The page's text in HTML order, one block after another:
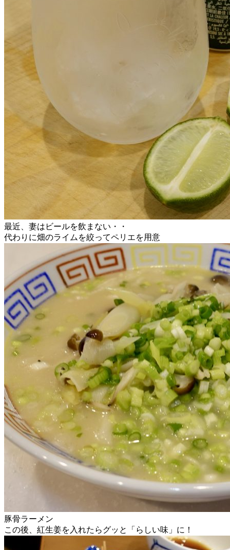
最近、妻はビールを飲まない・・
代わりに畑のライムを絞ってペリエを用意
豚骨ラーメン
この後、紅生姜を入れたらグッと「らしい味」に！